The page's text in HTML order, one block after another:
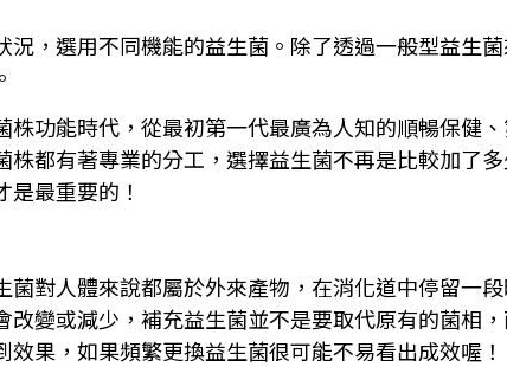
，選用不同機能的益生菌。除了透過一般型益生
功能時代，從最初第一代最廣為人知的順暢保健
都有著專業的分工，選擇益生菌不再是比較加了
最重要的！
對人體來說都屬於外來產物，在消化道中停留一
變或減少，補充益生菌並不是要取代原有的菌相
果，如果頻繁更換益生菌很可能不易看出成效喔！